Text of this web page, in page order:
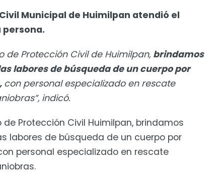
Municipal de Huimilpan atendió el
persona.
de Protección Civil de Huimilpan, brindamos
labores de búsqueda de un cuerpo por
con personal especializado en rescate
indicó.
Protección Civil Huimilpan, brindamos
labores de búsqueda de un cuerpo por
personal especializado en rescate